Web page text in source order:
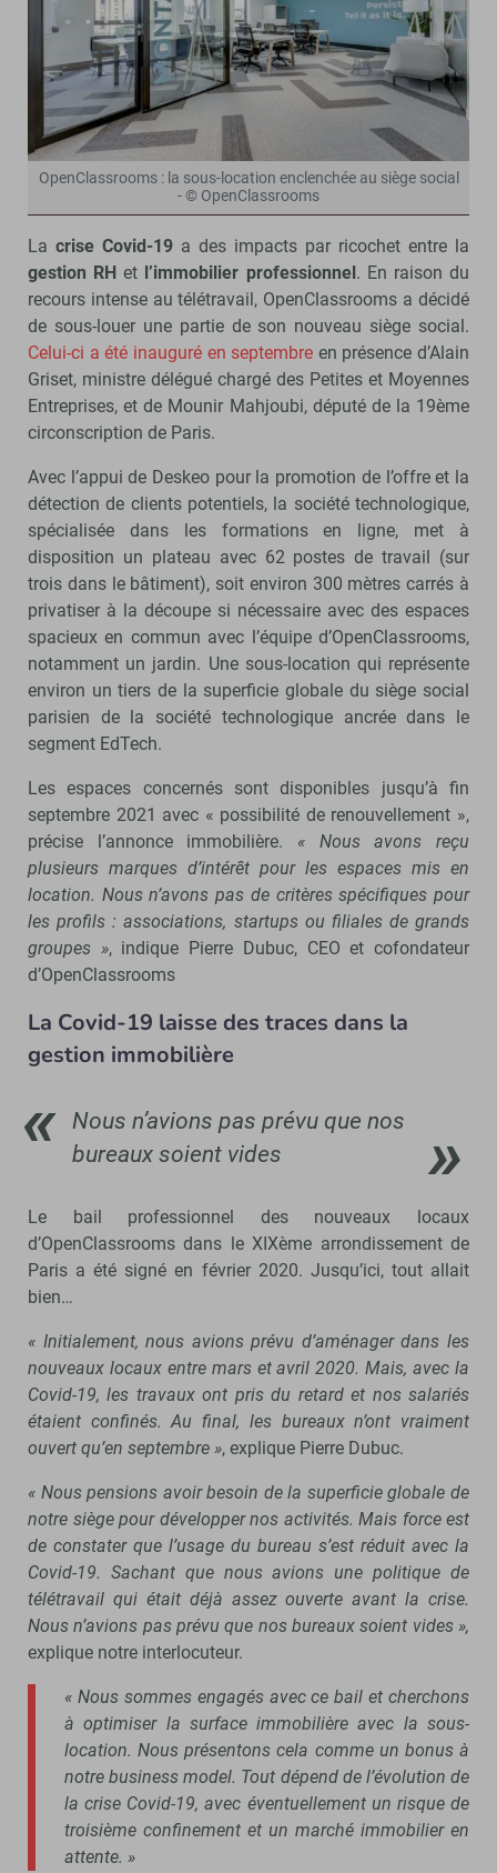
OpenClassrooms : la sous-location enclenchée au siège social
- © OpenClassrooms
La crise Covid-19 a des impacts par ricochet entre la
gestion RH et l’immobilier professionnel. En raison du
recours intense au télétravail, OpenClassrooms a décidé
de sous-louer une partie de son nouveau siège social.
Celui-ci a été inauguré en septembre en présence d’Alain
Griset, ministre délégué chargé des Petites et Moyennes
Entreprises, et de Mounir Mahjoubi, député de la 19ème
circonscription de Paris.
Avec l’appui de Deskeo pour la promotion de l’offre et la
détection de clients potentiels, la société technologique,
spécialisée dans les formations en ligne, met à
disposition un plateau avec 62 postes de travail (sur
trois dans le bâtiment), soit environ 300 mètres carrés à
privatiser à la découpe si nécessaire avec des espaces
spacieux en commun avec l’équipe d’OpenClassrooms,
notamment un jardin. Une sous-location qui représente
environ un tiers de la superficie globale du siège social
parisien de la société technologique ancrée dans le
segment EdTech.
Les espaces concernés sont disponibles jusqu’à fin
septembre 2021 avec « possibilité de renouvellement »,
précise l’annonce immobilière. « Nous avons reçu
plusieurs marques d’intérêt pour les espaces mis en
location. Nous n’avons pas de critères spécifiques pour
les profils : associations, startups ou filiales de grands
groupes », indique Pierre Dubuc, CEO et cofondateur
d’OpenClassrooms
La Covid-19 laisse des traces dans la
gestion immobilière
Nous n’avions pas prévu que nos
bureaux soient vides
Le bail professionnel des nouveaux locaux
d’OpenClassrooms dans le XIXème arrondissement de
Paris a été signé en février 2020. Jusqu’ici, tout allait
bien…
« Initialement, nous avions prévu d’aménager dans les
nouveaux locaux entre mars et avril 2020. Mais, avec la
Covid-19, les travaux ont pris du retard et nos salariés
étaient confinés. Au final, les bureaux n’ont vraiment
ouvert qu’en septembre », explique Pierre Dubuc.
« Nous pensions avoir besoin de la superficie globale de
notre siège pour développer nos activités. Mais force est
de constater que l’usage du bureau s’est réduit avec la
Covid-19. Sachant que nous avions une politique de
télétravail qui était déjà assez ouverte avant la crise.
Nous n’avions pas prévu que nos bureaux soient vides »,
explique notre interlocuteur.
« Nous sommes engagés avec ce bail et cherchons
à optimiser la surface immobilière avec la sous-
location. Nous présentons cela comme un bonus à
notre business model. Tout dépend de l’évolution de
la crise Covid-19, avec éventuellement un risque de
troisième confinement et un marché immobilier en
attente. »